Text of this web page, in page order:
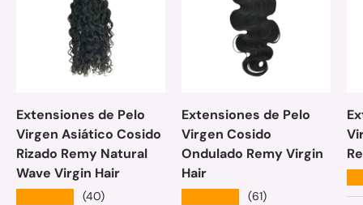
Extensiones de Pelo
Virgen Asiático Cosido
Rizado Remy Natural
Wave Virgin Hair
(40)
Extensiones de Pelo
Virgen Cosido
Ondulado Remy Virgin
Hair
(61)